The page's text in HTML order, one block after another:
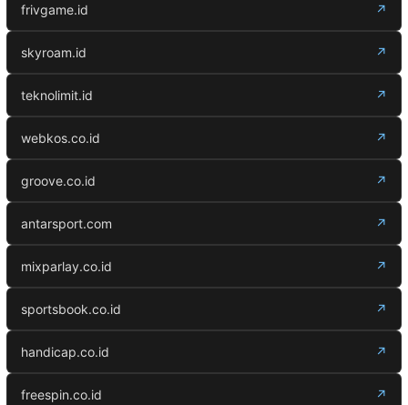
frivgame.id ↗
skyroam.id ↗
teknolimit.id ↗
webkos.co.id ↗
groove.co.id ↗
antarsport.com ↗
mixparlay.co.id ↗
sportsbook.co.id ↗
handicap.co.id ↗
freespin.co.id ↗